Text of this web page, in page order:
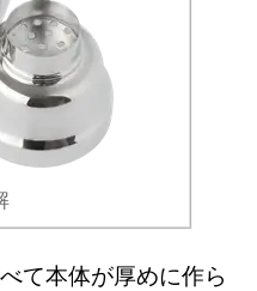
て本体が厚めに作ら